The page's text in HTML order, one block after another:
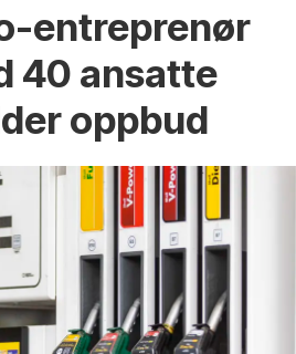
entreprenør
40 ansatte
oppbud